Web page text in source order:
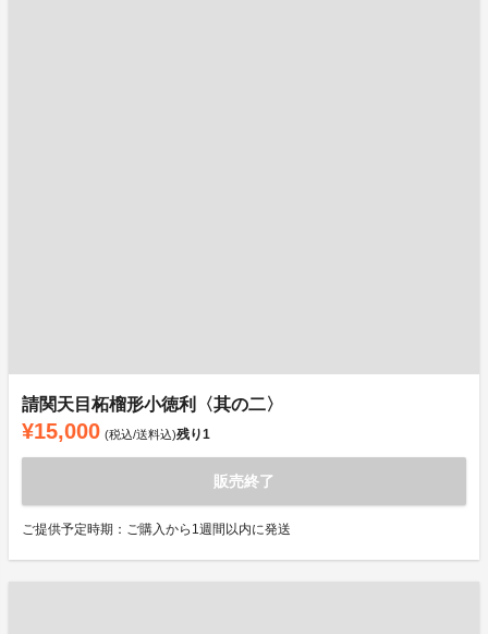
請関天目柘榴形小徳利〈其の二〉
¥15,000 (税込/送料込)残り1
販売終了
ご提供予定時期：ご購入から1週間以内に発送